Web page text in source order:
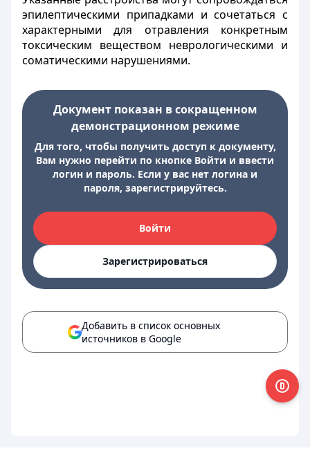
эпилептическими припадками и сочетаться с
характерными для отравления конкретным
токсическим веществом неврологическими и
соматическими нарушениями.
Документ показан в сокращенном
демонстрационном режиме
Для того, чтобы получить доступ к документу,
Вам нужно перейти по кнопке Войти и ввести
логин и пароль. Если у вас нет логина и
пароля, зарегистрируйтесь.
Войти
Зарегистрироваться
Добавить в список основных
источников в Google